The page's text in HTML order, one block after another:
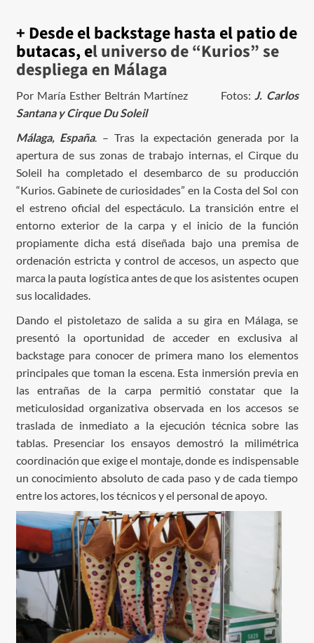
+ Desde el backstage hasta el patio de
butacas, el universo de “Kurios” se
despliega en Málaga
Por María Esther Beltrán Martínez Fotos:J. Carlos
Santana y Cirque Du Soleil
Málaga, España. – Tras la expectación generada por la
apertura de sus zonas de trabajo internas, el Cirque du
Soleil ha completado el desembarco de su producción
“Kurios. Gabinete de curiosidades” en la Costa del Sol con
el estreno oficial del espectáculo. La transición entre el
entorno exterior de la carpa y el inicio de la función
propiamente dicha está diseñada bajo una premisa de
ordenación estricta y control de accesos, un aspecto que
marca la pauta logística antes de que los asistentes ocupen
sus localidades.
Dando el pistoletazo de salida a su gira en Málaga, se
presentó la oportunidad de acceder en exclusiva al
backstage para conocer de primera mano los elementos
principales que toman la escena. Esta inmersión previa en
las entrañas de la carpa permitió constatar que la
meticulosidad organizativa observada en los accesos se
traslada de inmediato a la ejecución técnica sobre las
tablas. Presenciar los ensayos demostró la milimétrica
coordinación que exige el montaje, donde es indispensable
un conocimiento absoluto de cada paso y de cada tiempo
entre los actores, los técnicos y el personal de apoyo.